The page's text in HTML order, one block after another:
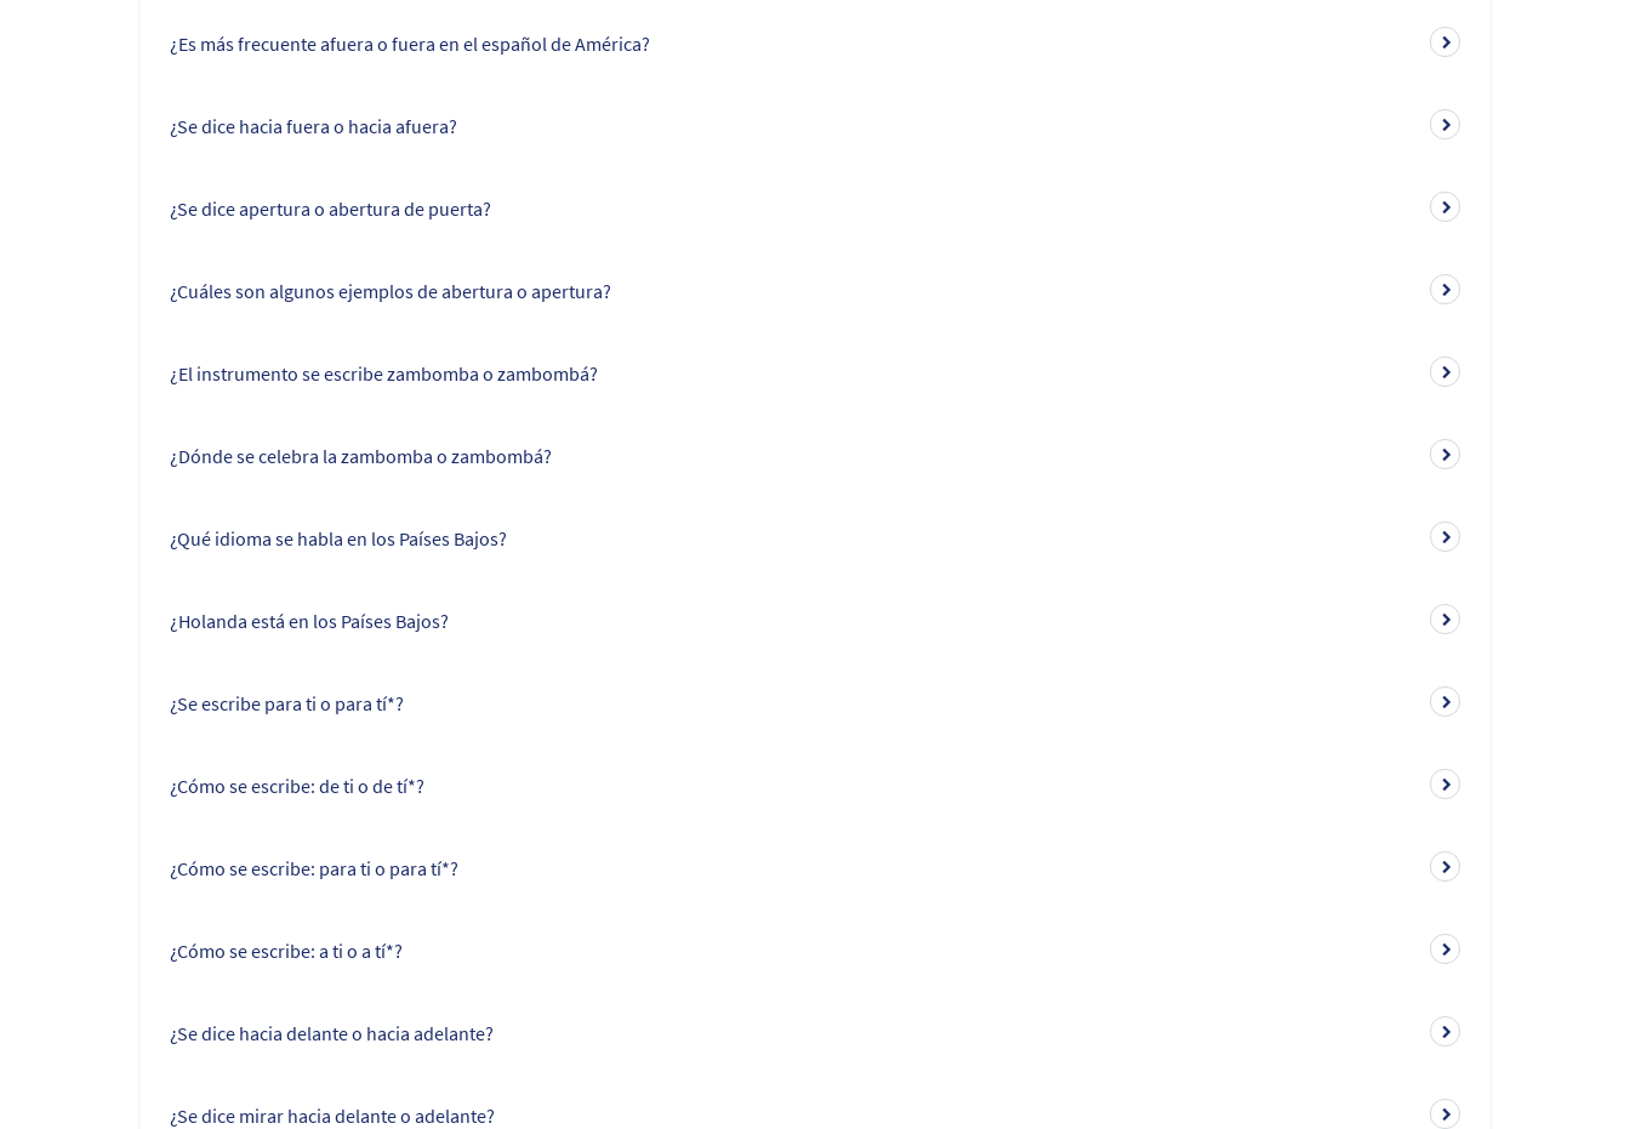
¿Es más frecuente afuera o fuera en el español de América?
¿Se dice hacia fuera o hacia afuera?
¿Se dice apertura o abertura de puerta?
¿Cuáles son algunos ejemplos de abertura o apertura?
¿El instrumento se escribe zambomba o zambombá?
¿Dónde se celebra la zambomba o zambombá?
¿Qué idioma se habla en los Países Bajos?
¿Holanda está en los Países Bajos?
¿Se escribe para ti o para tí*?
¿Cómo se escribe: de ti o de tí*?
¿Cómo se escribe: para ti o para tí*?
¿Cómo se escribe: a ti o a tí*?
¿Se dice hacia delante o hacia adelante?
¿Se dice mirar hacia delante o adelante?